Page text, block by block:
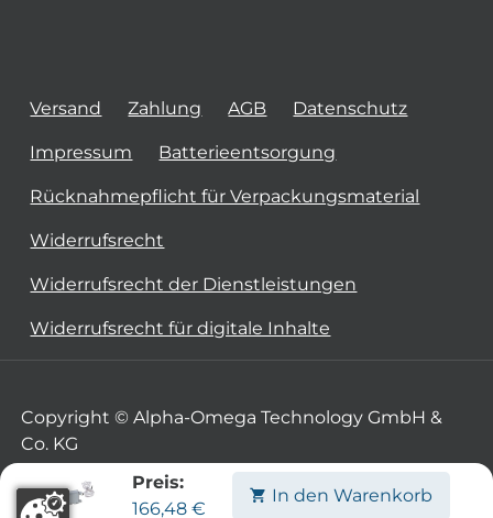
Preis:
166,48€
In den Warenkorb
Versand Zahlung AGB Datenschutz
Impressum Batterieentsorgung
Rücknahmepflicht für Verpackungsmaterial
Widerrufsrecht
Widerrufsrecht der Dienstleistungen
Widerrufsrecht für digitale Inhalte
Copyright © Alpha-Omega Technology GmbH &
Co. KG